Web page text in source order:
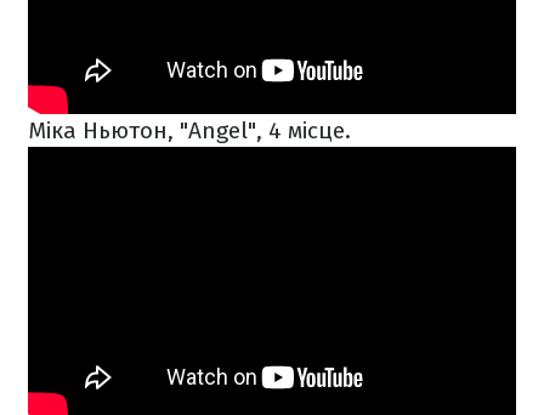
Міка Ньютон, "Angel", 4 місце.